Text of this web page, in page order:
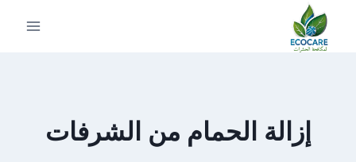
التجاوز
إزالة الحمام من الشرفات